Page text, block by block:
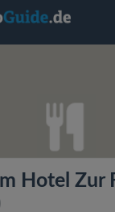
Hotel Zur